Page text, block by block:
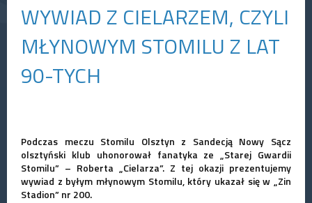
WYWIAD Z CIELARZEM, CZYLI
MŁYNOWYM STOMILU Z LAT
90-TYCH
Podczas meczu Stomilu Olsztyn z Sandecją Nowy Sącz
olsztyński klub uhonorował fanatyka ze „Starej Gwardii
Stomilu” – Roberta „Cielarza”. Z tej okazji prezentujemy
wywiad z byłym młynowym Stomilu, który ukazał się w „Zin
Stadion” nr 200.